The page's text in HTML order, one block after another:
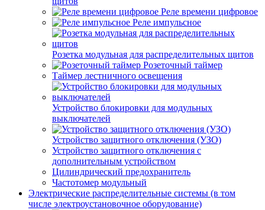
Реле времени цифровое
Реле импульсное
Розетка модульная для распределительных щитов
Розеточный таймер
Таймер лестничного освещения
Устройство блокировки для модульных
выключателей
Устройство защитного отключения (УЗО)
Устройство защитного отключения с
дополнительным устройством
Цилиндрический предохранитель
Частотомер модульный
Электрические распределительные системы (в том
числе электроустановочное оборудование)